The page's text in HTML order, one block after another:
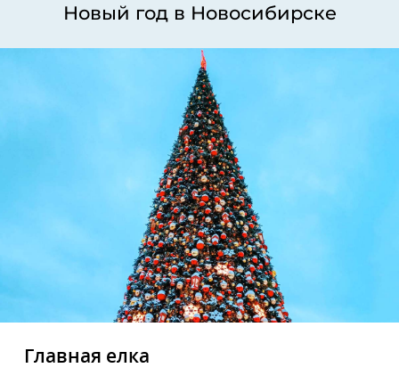
Новый год в Новосибирске
Главная елка